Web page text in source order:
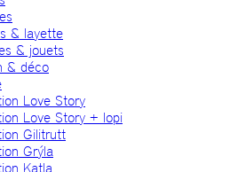
& layette
& jouets
& déco
Love Story
Love Story + lopi
Gilitrutt
Grýla
Katla